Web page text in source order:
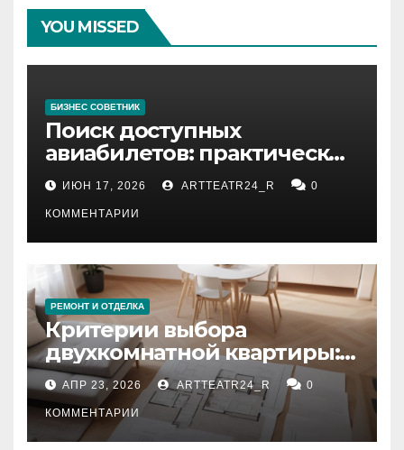
YOU MISSED
БИЗНЕС СОВЕТНИК
Поиск доступных
авиабилетов: практические
рекомендации
ИЮН 17, 2026 ARTTEATR24_R 0
КОММЕНТАРИИ
РЕМОНТ И ОТДЕЛКА
Критерии выбора
двухкомнатной квартиры:
планировка, площадь,
состояние и документация
АПР 23, 2026 ARTTEATR24_R 0
КОММЕНТАРИИ